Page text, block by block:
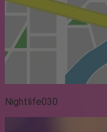
Nightlife030